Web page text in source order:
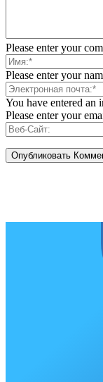
Please enter your
Please enter your
You have entered an
Please enter your